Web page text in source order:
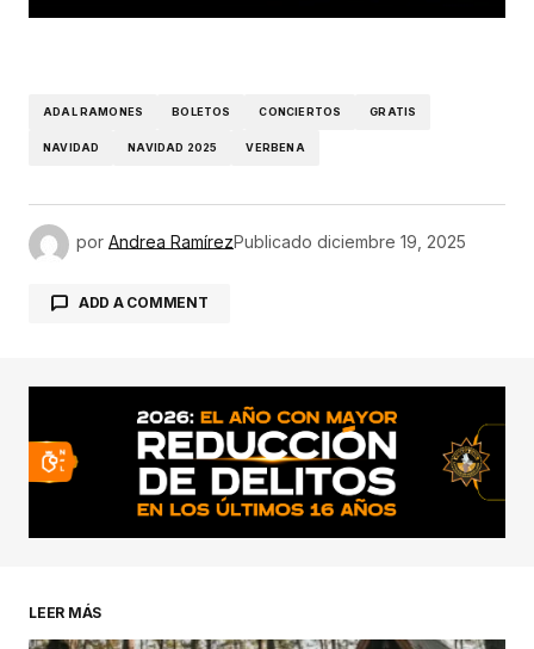
ADAL RAMONES BOLETOS CONCIERTOS GRATIS
NAVIDAD NAVIDAD 2025 VERBENA
por Andrea RamírezPublicado diciembre 19, 2025
ADD A COMMENT
conectado
LEER MÁS